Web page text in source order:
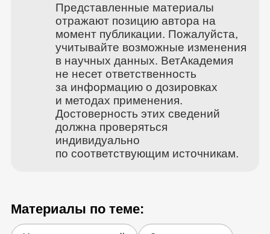
Представленные материалы
отражают позицию автора на
момент публикации. Пожалуйста,
учитывайте возможные изменения
в научных данных. ВетАкадемия
не несет ответственность
за информацию о дозировках
и методах применения.
Достоверность этих сведений
должна проверяться
индивидуально
по соответствующим источникам.
Материалы по теме: